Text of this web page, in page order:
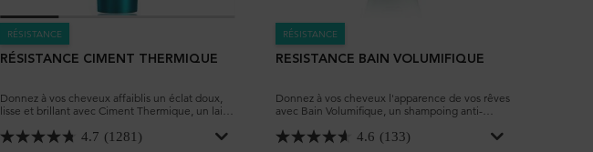
RÉSISTANCE
RÉSISTANCE CIMENT THERMIQUE
Donnez à vos cheveux affaiblis un éclat doux,
lisse et brillant avec Ciment Thermique, un lait
abîmés.
4.7 (1281)
RÉSISTANCE
RESISTANCE BAIN VOLUMIFIQUE
Donnez à vos cheveux l'apparence de vos rêves
avec Bain Volumifique, un shampoing anti-
pour cheveux fins.4.6 (133)